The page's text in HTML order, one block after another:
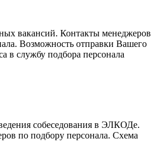
вакансий. Контакты менеджеров
Возможность отправки Вашего
в службу подбора персонала
собеседования в ЭЛКОДе.
по подбору персонала. Схема